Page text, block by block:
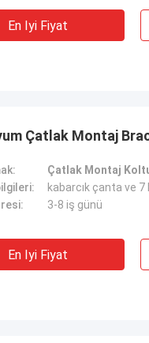
En Iyi Fiyat
Çatlak Montaj
Çatlak Montaj
kabarcık çanta ve
3-8 iş günü
En Iyi Fiyat